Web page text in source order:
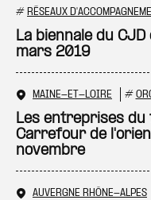
# RÉSEAUX
La biennale du
mars 2019
MAINE-ET-LOIRE #
Les entreprises
Carrefour de
novembre
AUVERGNE RHÔNE-ALPES